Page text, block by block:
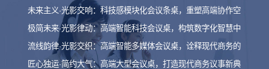
未来主义·光影交响：科技感模块化会议条桌，重塑高端协作空
极简未来·光影律动：高端智能科技会议桌，构筑数字化智慧中
流线韵律·光影交织：高端智能多媒体会议桌，诠释现代商务的
匠心独运·简约大气：高端大型会议桌，打造现代商务议事新典